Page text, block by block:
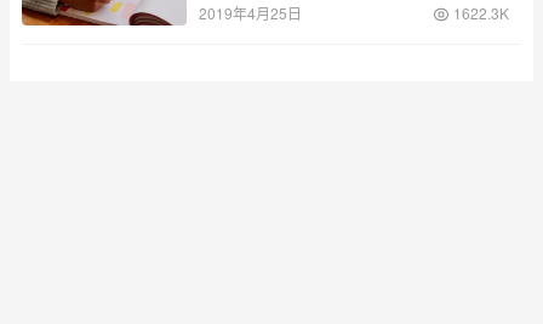
2019年4月25日 1622.3K